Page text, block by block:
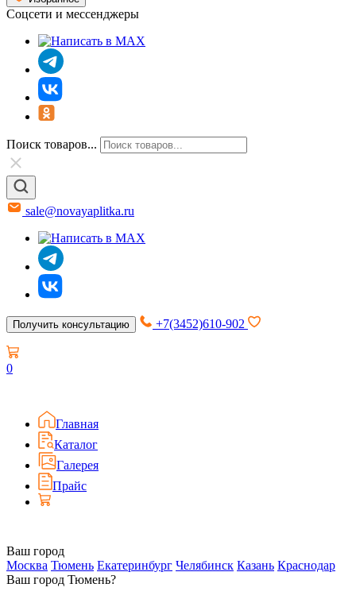
Соцсети и мессенджеры
Поиск товаров...
sale@novayaplitka.ru
Получить консультацию +7(3452)610-902
0
Главная
Каталог
Галерея
Прайс
Ваш город
Москва Тюмень Екатеринбург Челябинск Казань Краснодар
Ваш город Тюмень?